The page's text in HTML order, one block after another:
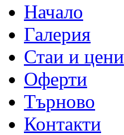
Начало
Галерия
Стаи и цени
Оферти
Търново
Контакти